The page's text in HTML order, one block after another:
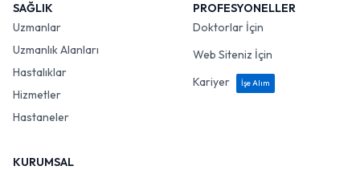
SAĞLIK
Uzmanlar
Uzmanlık Alanları
Hastalıklar
Hizmetler
Hastaneler
PROFESYONELLER
Doktorlar İçin
Web Siteniz İçin
Kariyer
İşe Alım
KURUMSAL